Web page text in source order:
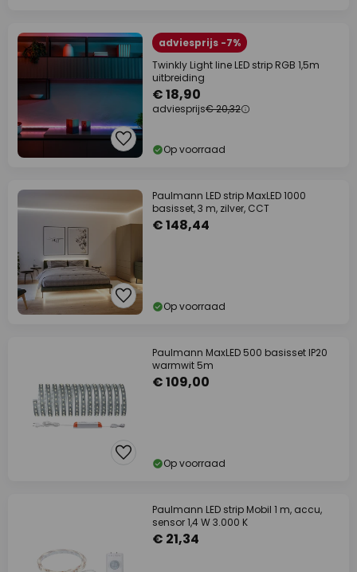
adviesprijs -7%
Twinkly Light line LED strip RGB 1,5m
uitbreiding
€ 18,90
adviesprijs€ 20,32
Op voorraad
Paulmann LED strip MaxLED 1000
basisset, 3 m, zilver, CCT
€ 148,44
Op voorraad
Paulmann MaxLED 500 basisset IP20
warmwit 5m
€ 109,00
Op voorraad
Paulmann LED strip Mobil 1 m, accu,
sensor 1,4 W 3.000 K
€ 21,34